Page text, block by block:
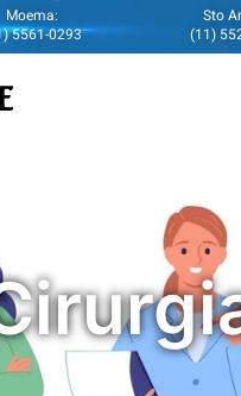
Moema:
5561-0293
Sto
(11)